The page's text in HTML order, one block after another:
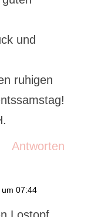
und
ruhigen
Antworten
07:44